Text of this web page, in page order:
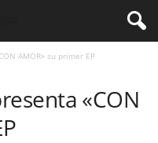
AMOR» su primer EP
«CON